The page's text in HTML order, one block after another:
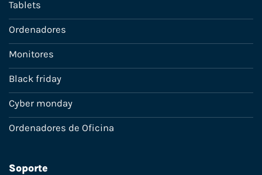
Tablets
Ordenadores
Monitores
Black friday
Cyber monday
Ordenadores de Oficina
Soporte